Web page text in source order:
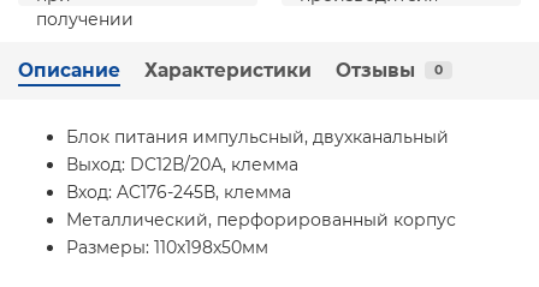
Описание Характеристики Отзывы 0
Блок питания импульсный, двухканальный
Выход: DC12В/20А, клемма
Вход: AC176-245В, клемма
Металлический, перфорированный корпус
Размеры: 110х198х50мм